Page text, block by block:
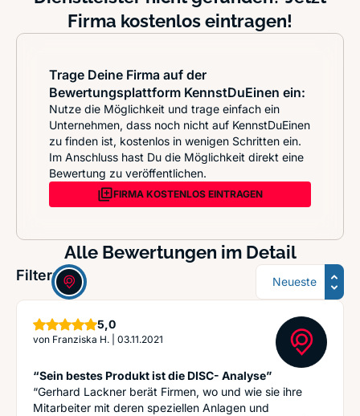
Firma kostenlos eintragen!
Trage Deine Firma auf der
Bewertungsplattform KennstDuEinen ein:
Nutze die Möglichkeit und trage einfach ein
Unternehmen, dass noch nicht auf KennstDuEinen
zu finden ist, kostenlos in wenigen Schritten ein.
Im Anschluss hast Du die Möglichkeit direkt eine
Bewertung zu veröffentlichen.
FIRMA KOSTENLOS EINTRAGEN
Alle Bewertungen im Detail
Filter: Sortierung
5,0Sterne
von Franziska H. 03.11.2021
“Sein bestes Produkt ist die DISC- Analyse”
“Gerhard Lackner berät Firmen, wo und wie sie ihre
Mitarbeiter mit deren speziellen Anlagen und